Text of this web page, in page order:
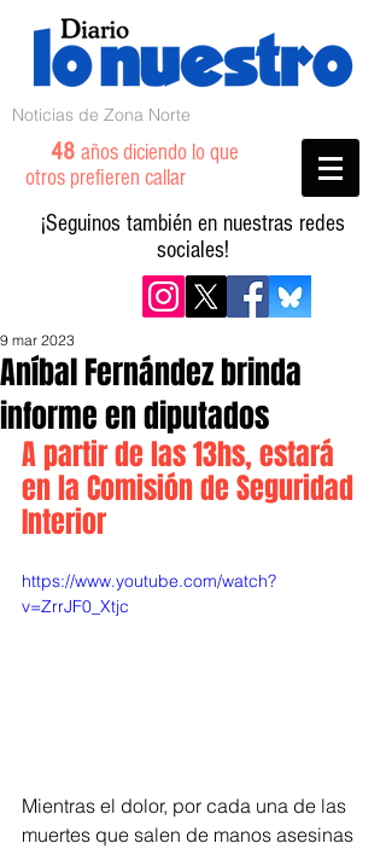
Noticias de Zona Norte
48 años diciendo lo que
otros prefieren callar
¡Seguinos también en nuestras redes
sociales!
Aníbal Fernández brinda
informe en diputados
9 mar 2023
A partir de las 13hs, estará
en la Comisión de Seguridad
Interior
https://www.youtube.com/watch?
v=ZrrJF0_Xtjc
Mientras el dolor, por cada una de las
muertes que salen de manos asesinas